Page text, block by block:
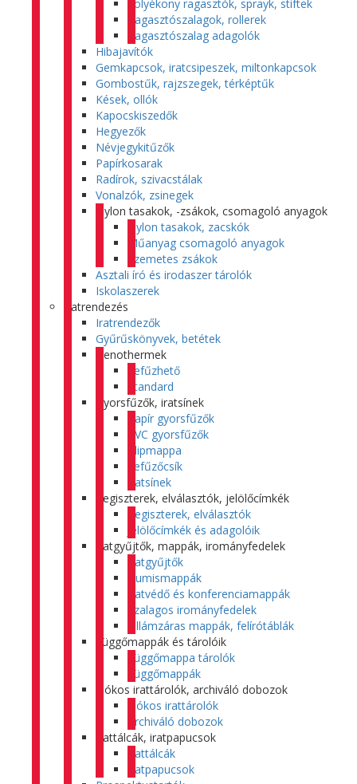
Folyékony ragasztók, sprayk, stiftek
Ragasztószalagok, rollerek
Ragasztószalag adagolók
Hibajavítók
Gemkapcsok, iratcsipeszek, miltonkapcsok
Gombostűk, rajzszegek, térképtűk
Kések, ollók
Kapocskiszedők
Hegyezők
Névjegykitűzők
Papírkosarak
Radírok, szivacstálak
Vonalzók, zsinegek
Nylon tasakok, -zsákok, csomagoló anyagok
Nylon tasakok, zacskók
Műanyag csomagoló anyagok
Szemetes zsákok
Asztali író és irodaszer tárolók
Iskolaszerek
Iratrendezés
Iratrendezők
Gyűrűskönyvek, betétek
Genothermek
Lefűzhető
Standard
Gyorsfűzők, iratsínek
Papír gyorsfűzők
PVC gyorsfűzők
Klipmappa
Lefűzőcsík
Iratsínek
Regiszterek, elválasztók, jelölőcímkék
Regiszterek, elválasztók
Jelölőcímkék és adagolóik
Iratgyűjtők, mappák, irományfedelek
Iratgyűjtők
Gumismappák
Iratvédő és konferenciamappák
Szalagos irományfedelek
Villámzáras mappák, felírótáblák
Függőmappák és tárolóik
Függőmappa tárolók
Függőmappák
Fiókos irattárolók, archiváló dobozok
Fiókos irattárolók
Archiváló dobozok
Irattálcák, iratpapucsok
Irattálcák
Iratpapucsok